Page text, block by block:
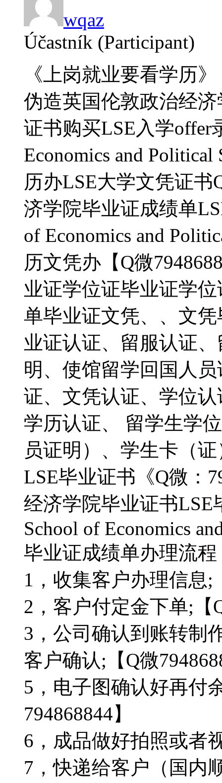
wqaz
Účastník (Participant)
《上岗就业要看学历
伪造英国伦敦政治经
证书购买LSE入学offer
Economics and
历办LSE大学文凭证书
济学院毕业证成绩单
of Economics and
历文凭办【Q微
业证学位证毕业证学
单毕业证文凭、、文凭
业证认证、留服认证
明、使馆留学回国人
证、文凭认证、学位认
学历认证、 留学生学
员证明）、学生卡（
LSE毕业证书《Q微：
经济学院毕业证书LSE
School of Economics
毕业证成绩单办理流程
1，收集客户办理信息;
2，客户付定金下单;【
3，公司确认到账转制
客户确认;【Q微
5，电子图确认好再付
794868844】
6，成品做好拍照或者
7，快递给客户（国内